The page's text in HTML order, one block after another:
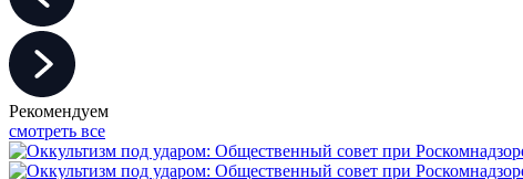
Рекомендуем
смотреть все